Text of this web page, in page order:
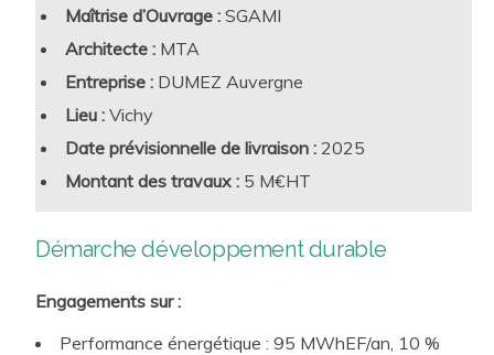
terme ainsi que pour les utilisateurs. Cette approche
s’inscrit dans une logique cohérente de RSE et les
démarches visées par notre travail confèrent une plus-
nos clients des approches sur-mesure et pleinement
opérationnelles :conception bioclimatique
bas carbone ,efficacité énergétique
Aujourd’hui, ces préoccupations sont catalysées par la
pour les projets rénovés.
Maîtrise d’Ouvrage : SGAMI
Architecte : MTA
Entreprise : DUMEZ Auvergne
Lieu : Vichy
Date prévisionnelle de livraison : 2025
Montant des travaux : 5 M€HT
Démarche développement durable
Engagements sur :
Performance énergétique : 95 MWhEF/an, 10 %